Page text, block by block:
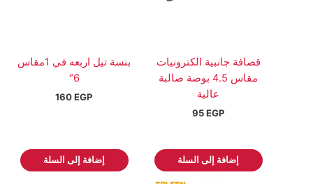
قصافة جانبية الكترونيات
مقاس 4.5 بوصة صالبة
عالية
95EGP
إضافة إلى السلة
بنسة تيل اربعه في 1مقاس
6″
160EGP
إضافة إلى السلة